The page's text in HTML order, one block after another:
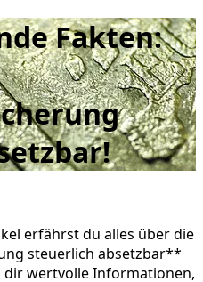
Fakten:
erfährst du alles über die
steuerlich absetzbar**
dir wertvolle Informationen,